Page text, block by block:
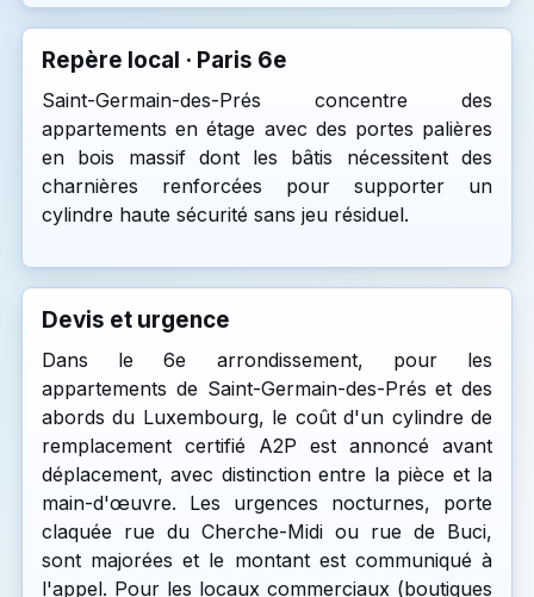
Repère local · Paris 6e
Saint-Germain-des-Prés concentre des
appartements en étage avec des portes palières
en bois massif dont les bâtis nécessitent des
charnières renforcées pour supporter un
cylindre haute sécurité sans jeu résiduel.
Devis et urgence
Dans le 6e arrondissement, pour les
appartements de Saint-Germain-des-Prés et des
abords du Luxembourg, le coût d'un cylindre de
remplacement certifié A2P est annoncé avant
déplacement, avec distinction entre la pièce et la
main-d'œuvre. Les urgences nocturnes, porte
claquée rue du Cherche-Midi ou rue de Buci,
sont majorées et le montant est communiqué à
l'appel. Pour les locaux commerciaux (boutiques